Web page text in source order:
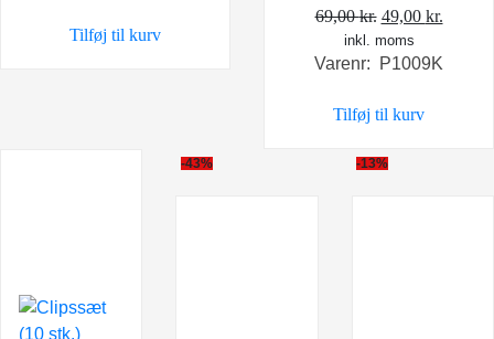
59,00 kr..
Tilføj til kurv
69,00kr. Den
oprindelige
pris
69,00 kr..
49,00 kr.
pris
inkl. moms
Varenr: P1009K
Tilføj til kurv
-43% -13%